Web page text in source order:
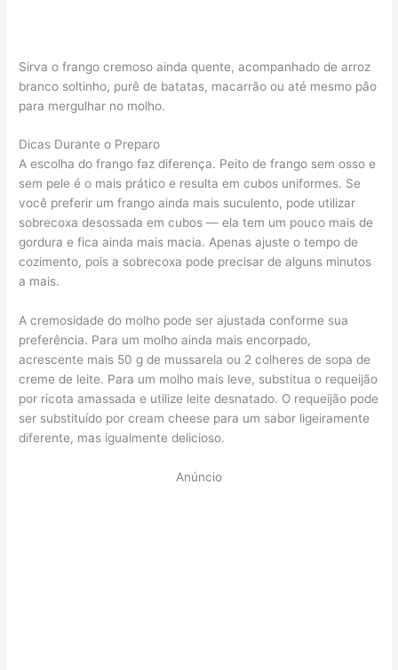
Sirva o frango cremoso ainda quente, acompanhado de arroz
branco soltinho, purê de batatas, macarrão ou até mesmo pão
para mergulhar no molho.
Dicas Durante o Preparo
A escolha do frango faz diferença. Peito de frango sem osso e
sem pele é o mais prático e resulta em cubos uniformes. Se
você preferir um frango ainda mais suculento, pode utilizar
sobrecoxa desossada em cubos — ela tem um pouco mais de
gordura e fica ainda mais macia. Apenas ajuste o tempo de
cozimento, pois a sobrecoxa pode precisar de alguns minutos
a mais.
A cremosidade do molho pode ser ajustada conforme sua
preferência. Para um molho ainda mais encorpado,
acrescente mais 50 g de mussarela ou 2 colheres de sopa de
creme de leite. Para um molho mais leve, substitua o requeijão
por ricota amassada e utilize leite desnatado. O requeijão pode
ser substituído por cream cheese para um sabor ligeiramente
diferente, mas igualmente delicioso.
Anúncio